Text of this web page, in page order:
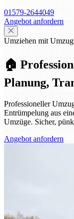
01579-2644049
Angebot anfordern
Umziehen mit
🏠
Planung,
Professioneller
Entrümpelung aus
Umzüge. Sicher,
Angebot anfordern